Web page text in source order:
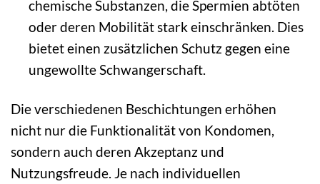
chemische Substanzen, die Spermien abtöten
oder deren Mobilität stark einschränken. Dies
bietet einen zusätzlichen Schutz gegen eine
ungewollte Schwangerschaft.
Die verschiedenen Beschichtungen erhöhen
nicht nur die Funktionalität von Kondomen,
sondern auch deren Akzeptanz und
Nutzungsfreude. Je nach individuellen